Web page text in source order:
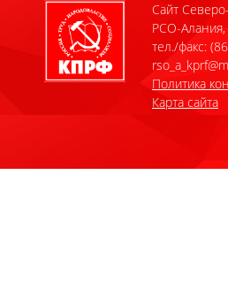
Сайт
РСО-Алания,
тел./факс:
Политика
Карта сайта